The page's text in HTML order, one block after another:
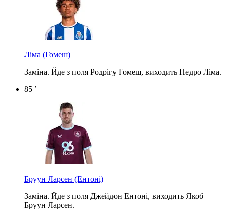
Ліма (Гомеш)
Заміна. Йде з поля Родрігу Гомеш, виходить Педро Ліма.
85 ’
Бруун Ларсен (Ентоні)
Заміна. Йде з поля Джейдон Ентоні, виходить Якоб
Бруун Ларсен.